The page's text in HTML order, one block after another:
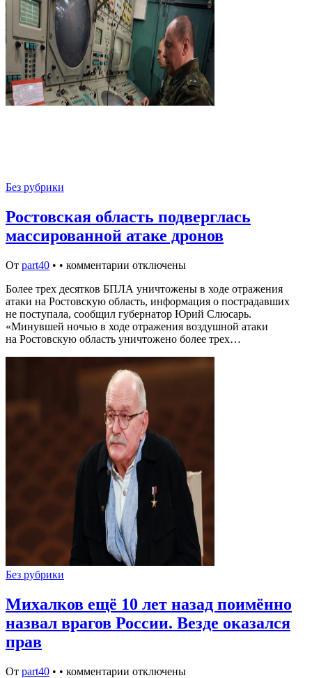
Без рубрики
Ростовская область подверглась
массированной атаке дронов
От part40 • • комментарии отключены
Более трех десятков БПЛА уничтожены в ходе отражения
атаки на Ростовскую область, информация о пострадавших
не поступала, сообщил губернатор Юрий Слюсарь.
«Минувшей ночью в ходе отражения воздушной атаки
на Ростовскую область уничтожено более трех…
Без рубрики
Михалков ещё 10 лет назад поимённо
назвал врагов России. Везде оказался
прав
От part40 • • комментарии отключены